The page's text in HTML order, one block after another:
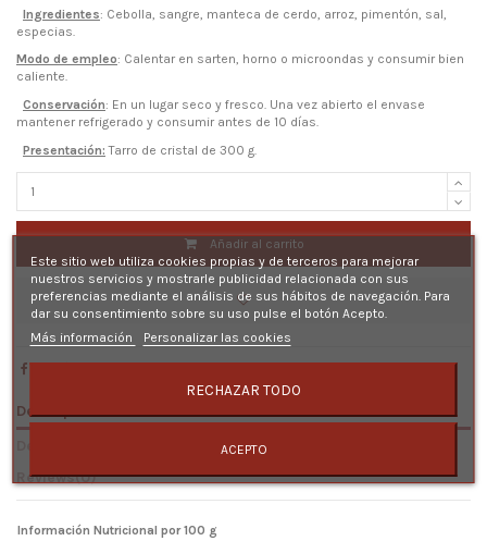
Ingredientes: Cebolla, sangre, manteca de cerdo, arroz, pimentón, sal,
especias.
Modo de empleo: Calentar en sarten, horno o microondas y consumir bien
caliente.
Conservación: En un lugar seco y fresco. Una vez abierto el envase
mantener refrigerado y consumir antes de 10 días.
Presentación: Tarro de cristal de 300 g.
Añadir al carrito
Descripción
Reviews(0)
Información Nutricional por 100 g
Este sitio web utiliza cookies propias y de terceros para mejorar
nuestros servicios y mostrarle publicidad relacionada con sus
preferencias mediante el análisis de sus hábitos de navegación. Para
dar su consentimiento sobre su uso pulse el botón Acepto.
Más información
Personalizar las cookies
RECHAZAR TODO
ACEPTO